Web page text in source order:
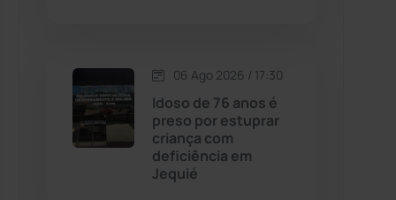
Érico Cardoso
Esportes
06 Ago 2026 / 17:30
Idoso de 76 anos é
preso por estuprar
criança com
deficiência em
Jequié